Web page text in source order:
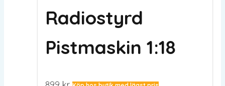
Radiostyrd
Pistmaskin 1:18